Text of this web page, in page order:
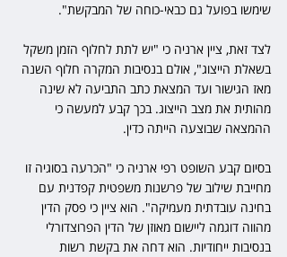
שימשו בפועל גם כבאי-כוחה של המבקשת".
לצד זאת, ציין ארניה כי "יש לתת לחלוף הזמן משקל
בשאלת הייצוג", אולם בנסיבות המקרה חלוף השנה
מאז הגישור ועד המצאת כתב התביעה לא שינה
מהותית את מצב הייצוג. בכך קבע למעשה כי
ההמצאה שבוצעה הייתה כדין.
בסיום קבע השופט רפי ארניה כי "הכרעה בסוגיה זו
מחייבת שילוב של פרשנות משפטית קפדנית עם
בחינה עובדתית מעמיקה". הוא ציין כי פסק הדין
מהווה דוגמה ליישום מאוזן של הדין הפרוצדורלי
בנסיבות ייחודיות. הוא דחה את בקשת רשות